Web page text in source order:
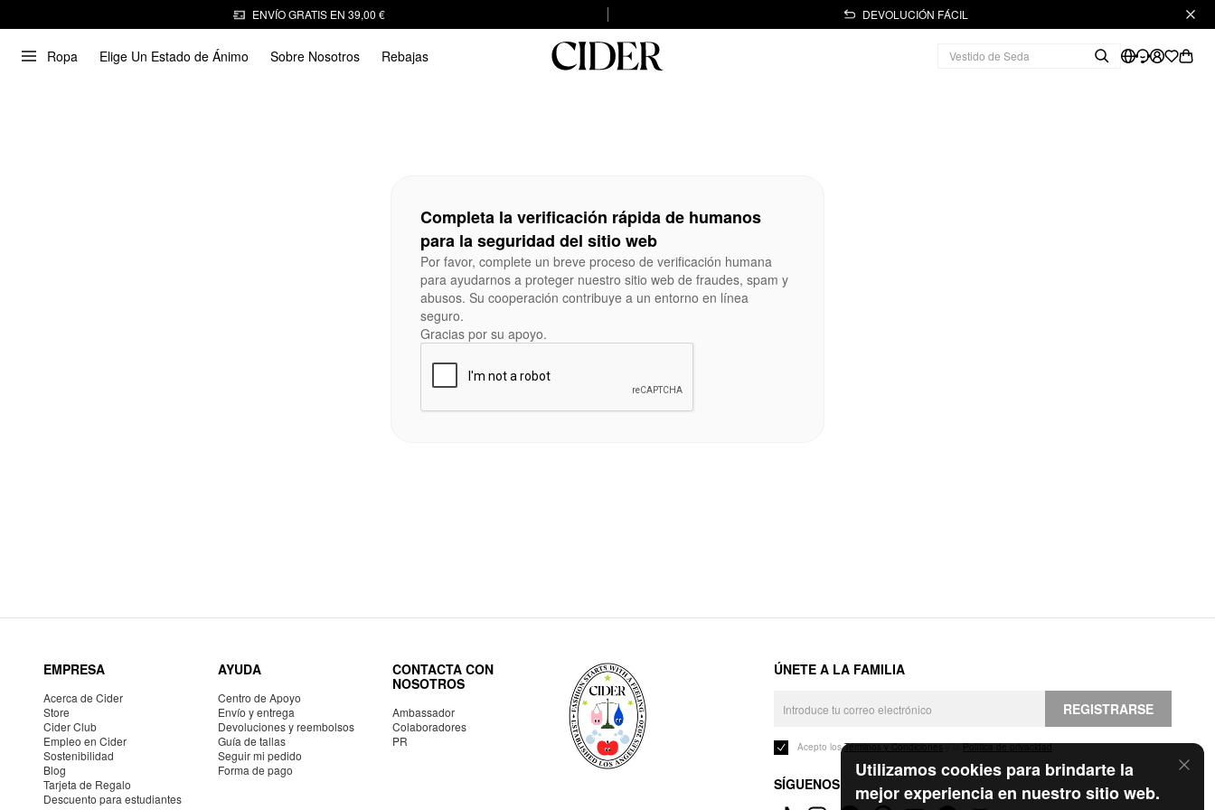
ENVÍO GRATIS EN 39,00 € DEVOLUCIÓN FÁCIL
Ropa Elige Un Estado de Ánimo Sobre Nosotros Rebajas
Utilizamos cookies para brindarte la
mejor experiencia en nuestro sitio web.
Completa la verificación rápida de humanos
para la seguridad del sitio web
Por favor, complete un breve proceso de verificación humana
para ayudarnos a proteger nuestro sitio web de fraudes, spam y
abusos. Su cooperación contribuye a un entorno en línea
seguro.
Gracias por su apoyo.
EMPRESA
Acerca de Cider
Store
Cider Club
Empleo en Cider
Sostenibilidad
Blog
Tarjeta de Regalo
Descuento para estudiantes
AYUDA
Centro de Apoyo
Envío y entrega
Devoluciones y reembolsos
Guía de tallas
Seguir mi pedido
Forma de pago
CONTACTA CON
NOSOTROS
Ambassador
Colaboradores
PR
ÚNETE A LA FAMILIA
REGISTRARSE
Acepto losTérminos y Condicionesy laPolítica de privacidad.
SÍGUENOS